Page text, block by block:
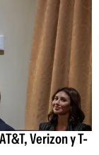
Verizon y T-